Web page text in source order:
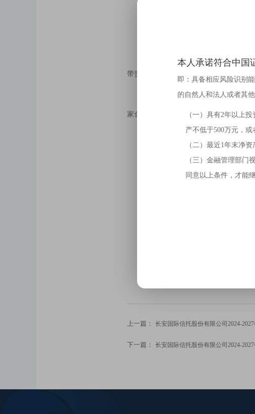
本公司及董事保证本公告内容不存
带责任。本公司独立董事保证本公告内容
为加强党的领导，完善公司治理架
家金融监督管理总局陕西监管局核准（
上一篇： 长安国际信托股份有限公司2024-
下一篇： 长安国际信托股份有限公司2024-
本人承诺符合中国
即：具备相应风险识别
的自然人和法人或者其他
（一）具有2年以上
产不低于500万元，或
（二）最近1年末净
（三）金融管理部门
同意以上条件，才能